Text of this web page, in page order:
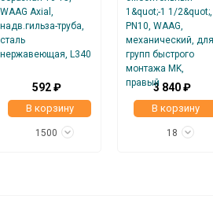
592 ₽
В корзину
1500
монтажа MK,
правый
3 840 ₽
В корзину
18